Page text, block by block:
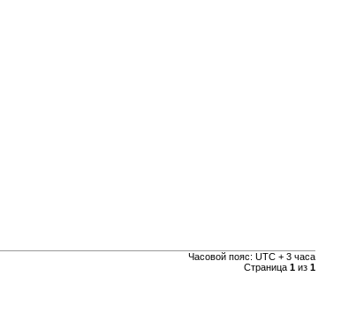
Часовой пояс: UTC + 3 часа
Страница 1из 1